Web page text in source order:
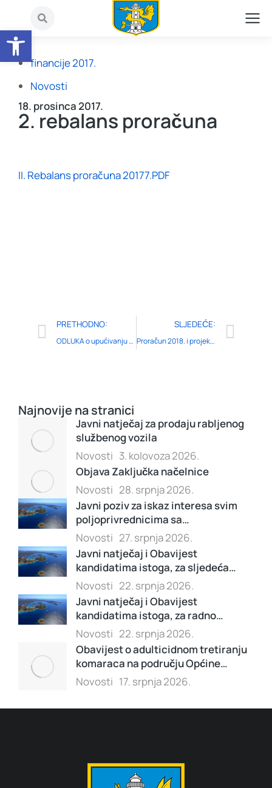
Open toolbar
financije 2017.
Novosti
18. prosinca 2017.
2. rebalans proračuna
II. Rebalans proračuna 20177.PDF
PRETHODNO:
ODLUKA o upućivanju Studije strateške procjene utjecaja na okoliš i Nacrt Strateškog razvojnog programa Općine Rogoznica za razdoblje 2017.-2021.g. na javnu raspravu
SLJEDEĆE:
Proračun 2018. i projekcije za 2019. i 2020.
Najnovije na stranici
Javni natječaj za prodaju rabljenog
službenog vozila
Novosti 3. kolovoza 2026.
Objava Zaključka načelnice
Novosti 28. srpnja 2026.
Javni poziv za iskaz interesa svim
poljoprivrednicima sa…
Novosti 27. srpnja 2026.
Javni natječaj i Obavijest
kandidatima istoga, za sljedeća…
Novosti 22. srpnja 2026.
Javni natječaj i Obavijest
kandidatima istoga, za radno…
Novosti 22. srpnja 2026.
Obavijest o adulticidnom tretiranju
komaraca na području Općine…
Novosti 17. srpnja 2026.